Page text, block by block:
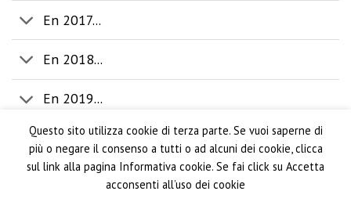
En 2017...
En 2018...
En 2019...
Questo sito utilizza cookie di terza parte. Se vuoi saperne di
più o negare il consenso a tutti o ad alcuni dei cookie, clicca
sul link alla pagina Informativa cookie. Se fai click su Accetta
acconsenti all’uso dei cookie